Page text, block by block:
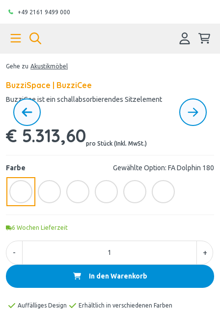
+49 2161 9499 000
Gehe zu Akustikmöbel
BuzziSpace | BuzziCee
BuzziCee ist ein schallabsorbierendes Sitzelement
€ 5.313,60pro Stück (Inkl. MwSt.)
Farbe Gewählte Option: FA Dolphin 180
6 Wochen Lieferzeit
- +
In den Warenkorb
Auffälliges Design
Erhältlich in verschiedenen Farben